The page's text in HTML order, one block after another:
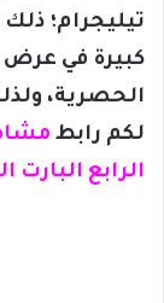
تيليجرام؛
كبيرة في عرض
الحصرية،
لكم رابط
الرابع البارت